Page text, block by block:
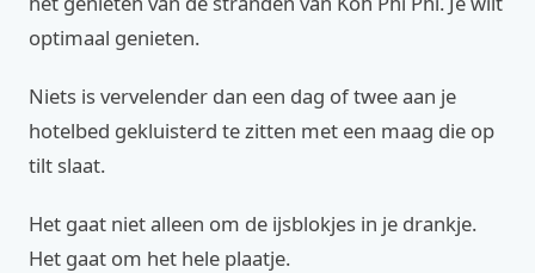
optimaal genieten.
Niets is vervelender dan een dag of twee aan je
hotelbed gekluisterd te zitten met een maag die op
tilt slaat.
Het gaat niet alleen om de ijsblokjes in je drankje.
Het gaat om het hele plaatje.